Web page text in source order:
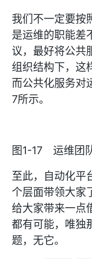
我们不一定要按
是运维的职能差
议，最好将公共
组织结构下，这
而公共化服务对
7所示。
图1-17 运维团
至此，自动化平
个层面带领大家
给大家带来一点
都有可能，唯独
题，无它。